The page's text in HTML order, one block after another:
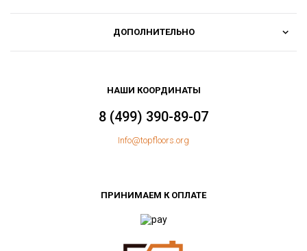
ДОПОЛНИТЕЛЬНО
НАШИ КООРДИНАТЫ
8 (499) 390-89-07
Info@topfloors.org
ПРИНИМАЕМ К ОПЛАТЕ